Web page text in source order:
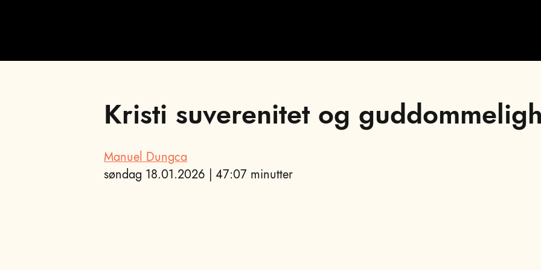
Kristi suverenitet og
Manuel Dungca
søndag 18.01.2026 | 47:07 minutter